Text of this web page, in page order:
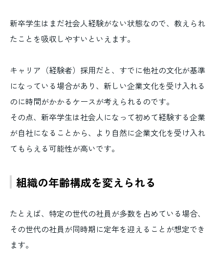
新卒学生はまだ社会人経験がない状態なので、教えられ
たことを吸収しやすいといえます。
キャリア（経験者）採用だと、すでに他社の文化が基準
になっている場合があり、新しい企業文化を受け入れる
のに時間がかかるケースが考えられるのです。
その点、新卒学生は社会人になって初めて経験する企業
が自社になることから、より自然に企業文化を受け入れ
てもらえる可能性が高いです。
組織の年齢構成を変えられる
たとえば、特定の世代の社員が多数を占めている場合、
その世代の社員が同時期に定年を迎えることが想定でき
ます。